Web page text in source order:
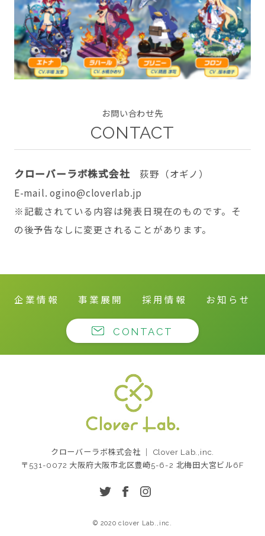
CONTACT
twitter facebook instagram
お問い合わせ先
CONTACT
クローバーラボ株式会社 荻野（オギノ）
E-mail. ogino@cloverlab.jp
※記載されている内容は発表日現在のものです。そ
の後予告なしに変更されることがあります。
企業情報 事業展開 採用情報 お知らせ
CONTACT
会社
クローバーラボ株式会社 ｜ Clover Lab.,inc.
〒531-0072 大阪府大阪市北区豊崎5-6-2 北梅田大宮ビル6F
© 2020 clover Lab.,inc.